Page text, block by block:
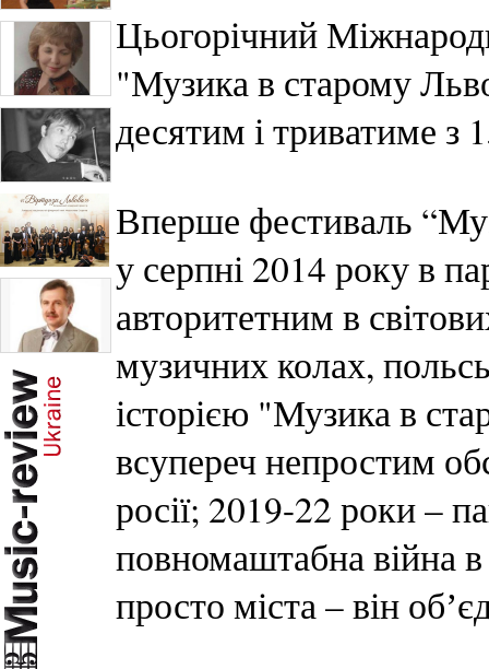
Цьогорічний
"Музика в старому
десятим і триватиме з
Вперше фестиваль
у серпні 2014 року в
авторитетним в
музичних колах,
історією "Музика в
всупереч непростим
росії; 2019-22 роки –
повномаштабна війна
просто міста – він